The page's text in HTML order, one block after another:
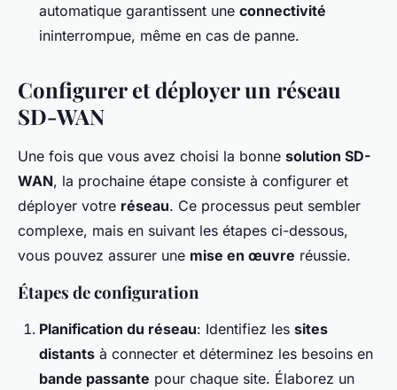
automatique garantissent une connectivité
ininterrompue, même en cas de panne.
Configurer et déployer un réseau
SD-WAN
Une fois que vous avez choisi la bonne solution SD-
WAN, la prochaine étape consiste à configurer et
déployer votre réseau. Ce processus peut sembler
complexe, mais en suivant les étapes ci-dessous,
vous pouvez assurer une mise en œuvre réussie.
Étapes de configuration
Planification du réseau: Identifiez les sites
distants à connecter et déterminez les besoins en
bande passante pour chaque site. Élaborez un